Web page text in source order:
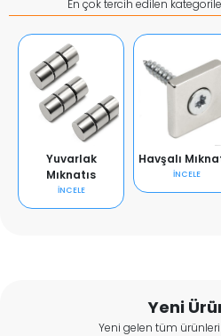
En çok tercih edilen
Yuvarlak
Mıknatıs
İNCELE
Havşalı
İNCELE
Yeni
Yeni gelen tüm